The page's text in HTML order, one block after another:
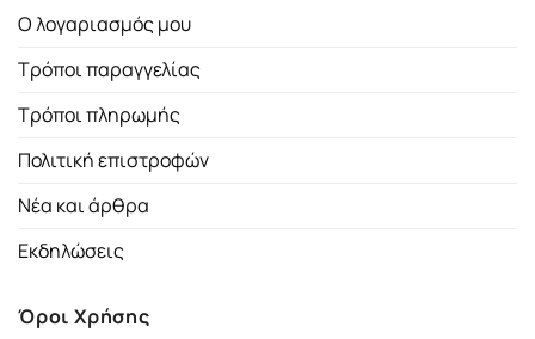
Ο λογαριασμός μου
Τρόποι παραγγελίας
Τρόποι πληρωμής
Πολιτική επιστροφών
Νέα και άρθρα
Εκδηλώσεις
Όροι Χρήσης